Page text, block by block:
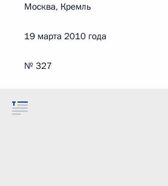
Москва, Кремль
19 марта 2010 года
№ 327